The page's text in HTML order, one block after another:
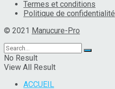
Termes et conditions
Politique de confidentialité
© 2021 Manucure-Pro
No Result
View All Result
ACCUEIL